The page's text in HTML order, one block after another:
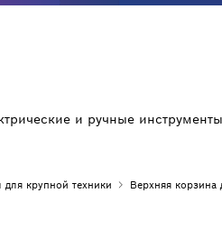
и ручные инструменты
для крупной техники Верхняя